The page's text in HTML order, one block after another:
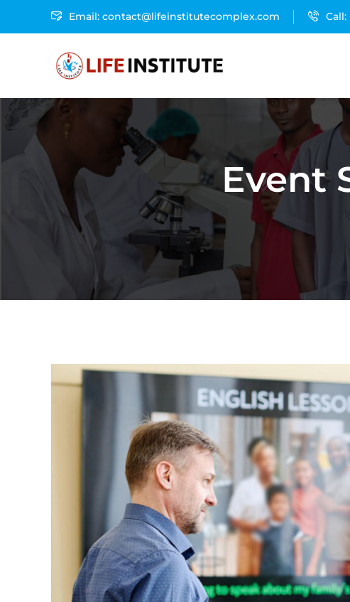
Email: contact@lifeinstitutecomplex.com Call:
Event